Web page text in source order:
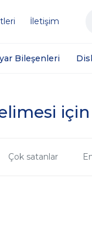
İletişim
Bileşenleri
Çok satanlar